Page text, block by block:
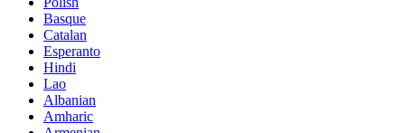
Basque
Catalan
Esperanto
Hindi
Lao
Albanian
Amharic